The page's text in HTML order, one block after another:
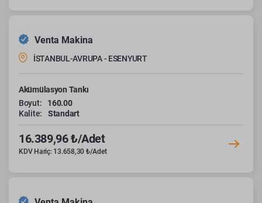
Venta Makina
İSTANBUL-AVRUPA - ESENYURT
Akümülasyon Tankı
Boyut:
160.00
Kalite:
Standart
16.389,96 ₺/Adet
KDV Hariç: 13.658,30 ₺/Adet